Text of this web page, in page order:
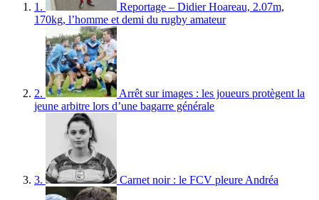
1.
Reportage – Didier Hoareau, 2.07m,
170kg, l’homme et demi du rugby amateur
2.
Arrêt sur images : les joueurs protègent la
jeune arbitre lors d’une bagarre générale
3. Carnet noir : le FCV pleure Andréa